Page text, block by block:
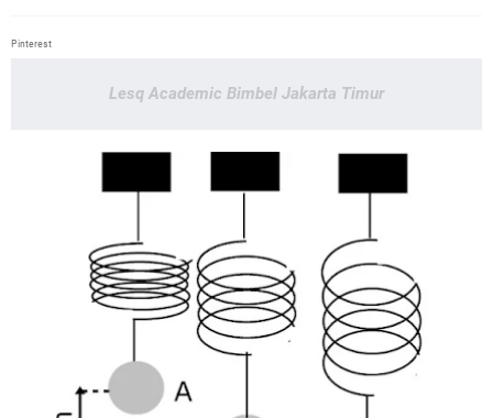
Pinterest
Lesq Academic Bimbel Jakarta Timur